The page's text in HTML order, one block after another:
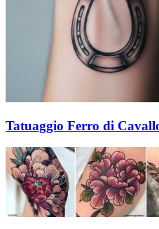
Tatuaggio Ferro di